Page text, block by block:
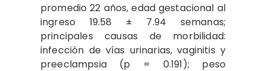
promedio 22 años, edad gestacional al
ingreso 19.58 ± 7.94 semanas;
principales causas de morbilidad:
infección de vías urinarias, vaginitis y
preeclampsia (p = 0.191); peso